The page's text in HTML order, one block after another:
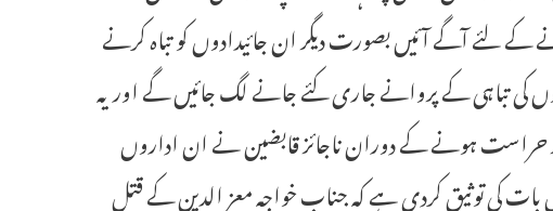
کے لئے آگے آئیں بصورت دیگر ان جائیدادوں کو تباہ کرنے
کی تباہی کے پروانے جاری کئے جانے لگ جائیں گے اور یہ
زیر حراست ہونے کے دوران ناجائز قابضین نے ان اداروں
بات کی توثیق کردی ہے کہ جناب خواجہ معز الدین کے قتل